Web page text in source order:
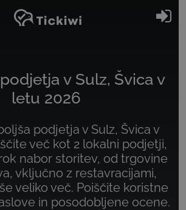
v Sulz, Švica v
letu 2026
podjetja v Sulz, Švica v
več kot 2 lokalni podjetji,
nabor storitev, od trgovine
vključno z restavracijami,
veliko več. Poiščite koristne
in posodobljene ocene.